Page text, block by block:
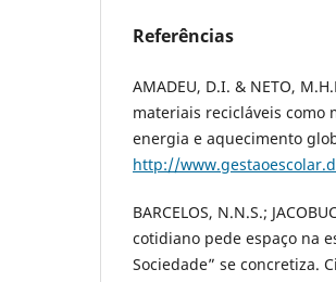
Referências
AMADEU, D.I. & NETO,
materiais recicláveis como
energia e aquecimento
http://
BARCELOS, N.N.S.;
cotidiano pede espaço na
Sociedade” se concretiza.